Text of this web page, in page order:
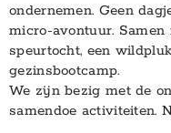
ondernemen. Geen
micro-avontuur.
speurtocht, een
gezinsbootcamp.
We zijn bezig met de
samendoe activiteiten.